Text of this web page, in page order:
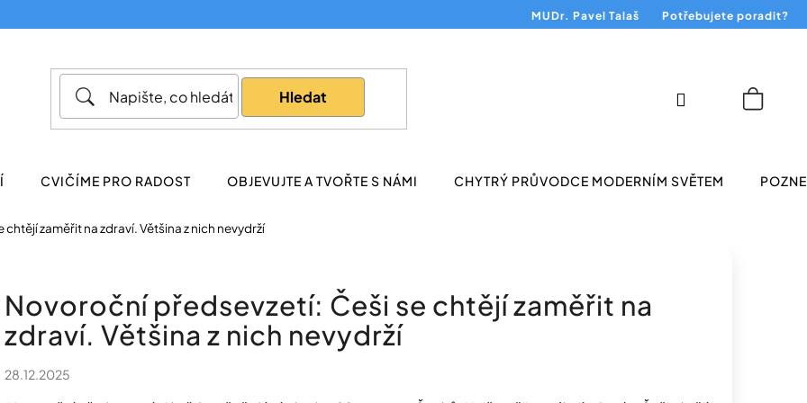
MUDr. Pavel Talaš Potřebujete poradit?
Hledat
CVIČÍME PRO RADOST OBJEVUJTE A TVOŘTE S NÁMI CHYTRÝ PRŮVODCE MODERNÍM SVĚTEM
Přihlášení
zaměřit na zdraví. Většina z nich nevydrží
Novoroční předsevzetí: Češi se chtějí zaměřit na
zdraví. Většina z nich nevydrží
28.12.2025
Co potřebujete najít?